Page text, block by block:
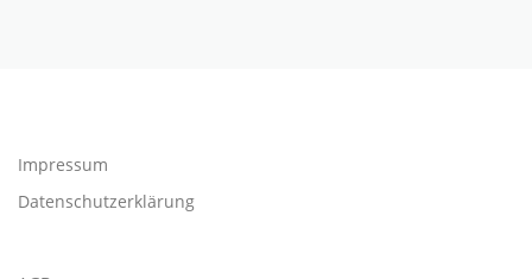
Impressum
Datenschutzerklärung